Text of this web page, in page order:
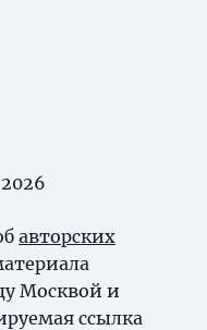
авторских
Москвой и
ссылка